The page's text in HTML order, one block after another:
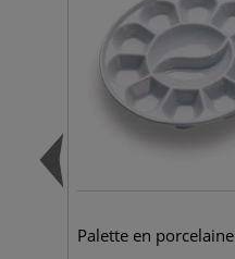
Palette en porcelaine